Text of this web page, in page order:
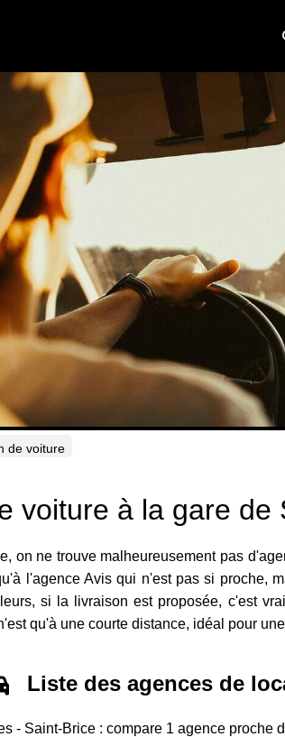
de voiture
voiture à la gare de
on ne trouve malheureusement pas
l'agence Avis qui n'est pas si proche,
si la livraison est proposée, c'est
qu'à une courte distance, idéal pour
Liste des agences de
- Saint-Brice : compare 1 agence